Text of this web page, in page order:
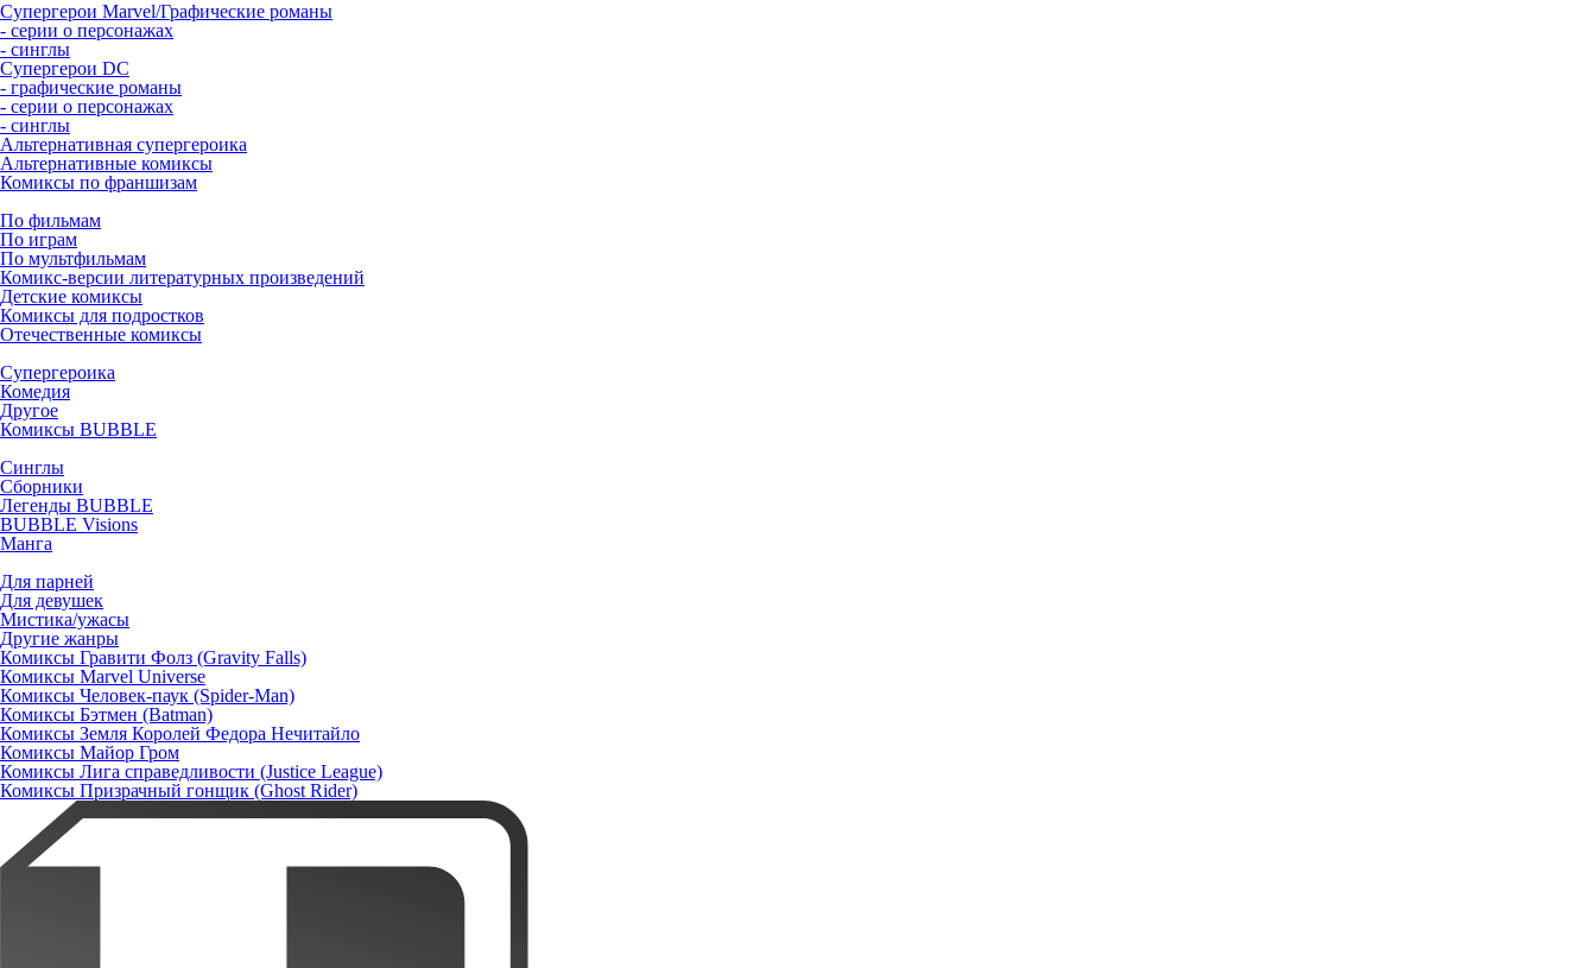
Супергерои Marvel/Графические романы
- серии о персонажах
- синглы
Супергерои DC
- графические романы
- серии о персонажах
- синглы
Альтернативная супергероика
Альтернативные комиксы
Комиксы по франшизам
По фильмам
По играм
По мультфильмам
Комикс-версии литературных произведений
Детские комиксы
Комиксы для подростков
Отечественные комиксы
Супергероика
Комедия
Другое
Комиксы BUBBLE
Синглы
Сборники
Легенды BUBBLE
BUBBLE Visions
Манга
Для парней
Для девушек
Мистика/ужасы
Другие жанры
Комиксы Гравити Фолз (Gravity Falls)
Комиксы Marvel Universe
Комиксы Человек-паук (Spider-Man)
Комиксы Бэтмен (Batman)
Комиксы Земля Королей Федора Нечитайло
Комиксы Майор Гром
Комиксы Лига справедливости (Justice League)
Комиксы Призрачный гонщик (Ghost Rider)